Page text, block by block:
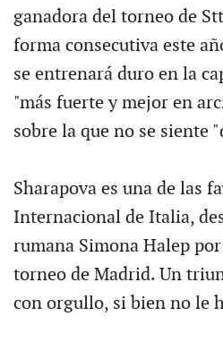
ganadora del torneo de
forma consecutiva este
se entrenará duro en la
"más fuerte y mejor en
sobre la que no se siente
Sharapova es una de las
Internacional de Italia,
rumana Simona Halep
torneo de Madrid. Un
con orgullo, si bien no le